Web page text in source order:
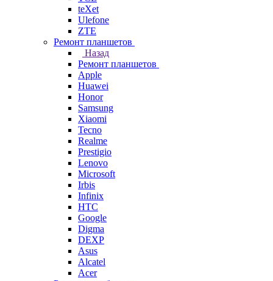
teXet
Ulefone
ZTE
Ремонт планшетов
Назад
Ремонт планшетов
Apple
Huawei
Honor
Samsung
Xiaomi
Tecno
Realme
Prestigio
Lenovo
Microsoft
Irbis
Infinix
HTC
Google
Digma
DEXP
Asus
Alcatel
Acer